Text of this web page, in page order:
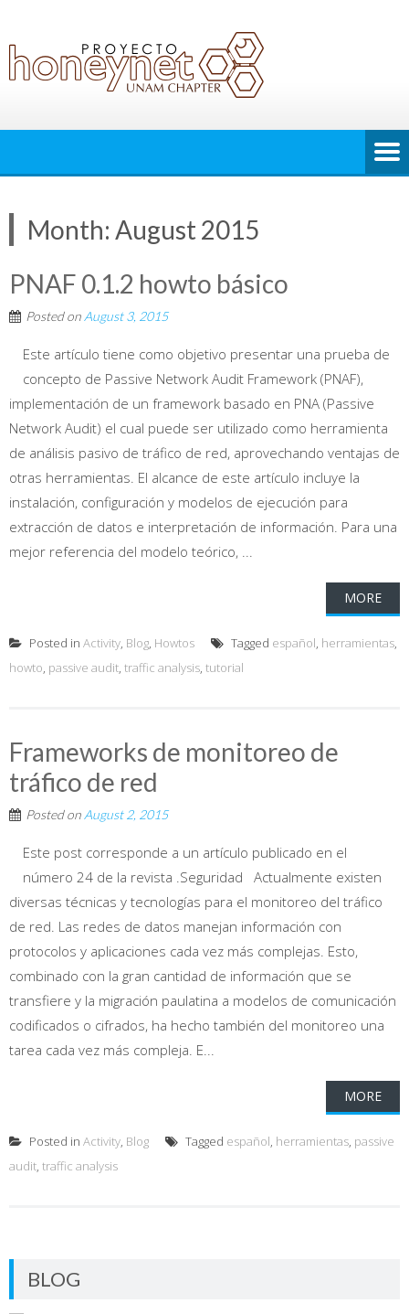
Month: August 2015
PNAF 0.1.2 howto básico
Posted on August 3, 2015
Este artículo tiene como objetivo presentar una prueba de
concepto de Passive Network Audit Framework (PNAF),
implementación de un framework basado en PNA (Passive
Network Audit) el cual puede ser utilizado como herramienta
de análisis pasivo de tráfico de red, aprovechando ventajas de
otras herramientas. El alcance de este artículo incluye la
instalación, configuración y modelos de ejecución para
extracción de datos e interpretación de información. Para una
mejor referencia del modelo teórico, ...
MORE
Posted in Activity, Blog, Howtos Tagged español, herramientas,
howto, passive audit, traffic analysis, tutorial
Frameworks de monitoreo de
tráfico de red
Posted on August 2, 2015
Este post corresponde a un artículo publicado en el
número 24 de la revista .Seguridad Actualmente existen
diversas técnicas y tecnologías para el monitoreo del tráfico
de red. Las redes de datos manejan información con
protocolos y aplicaciones cada vez más complejas. Esto,
combinado con la gran cantidad de información que se
transfiere y la migración paulatina a modelos de comunicación
codificados o cifrados, ha hecho también del monitoreo una
tarea cada vez más compleja. E...
MORE
Posted in Activity, Blog Tagged español, herramientas, passive
audit, traffic analysis
BLOG